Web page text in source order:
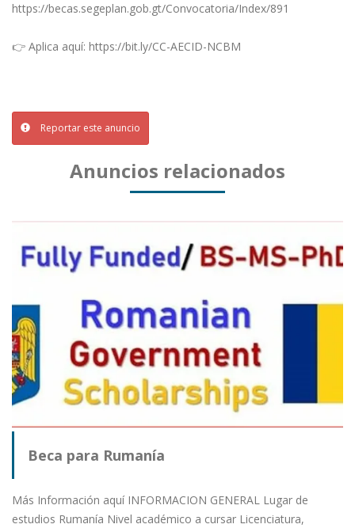
https://becas.segeplan.gob.gt/Convocatoria/Index/891
👉 Aplica aquí: https://bit.ly/CC-AECID-NCBM
Reportar este anuncio
Anuncios relacionados
Beca para Rumanía
Más Información aquí INFORMACION GENERAL Lugar de
estudios Rumanía Nivel académico a cursar Licenciatura,